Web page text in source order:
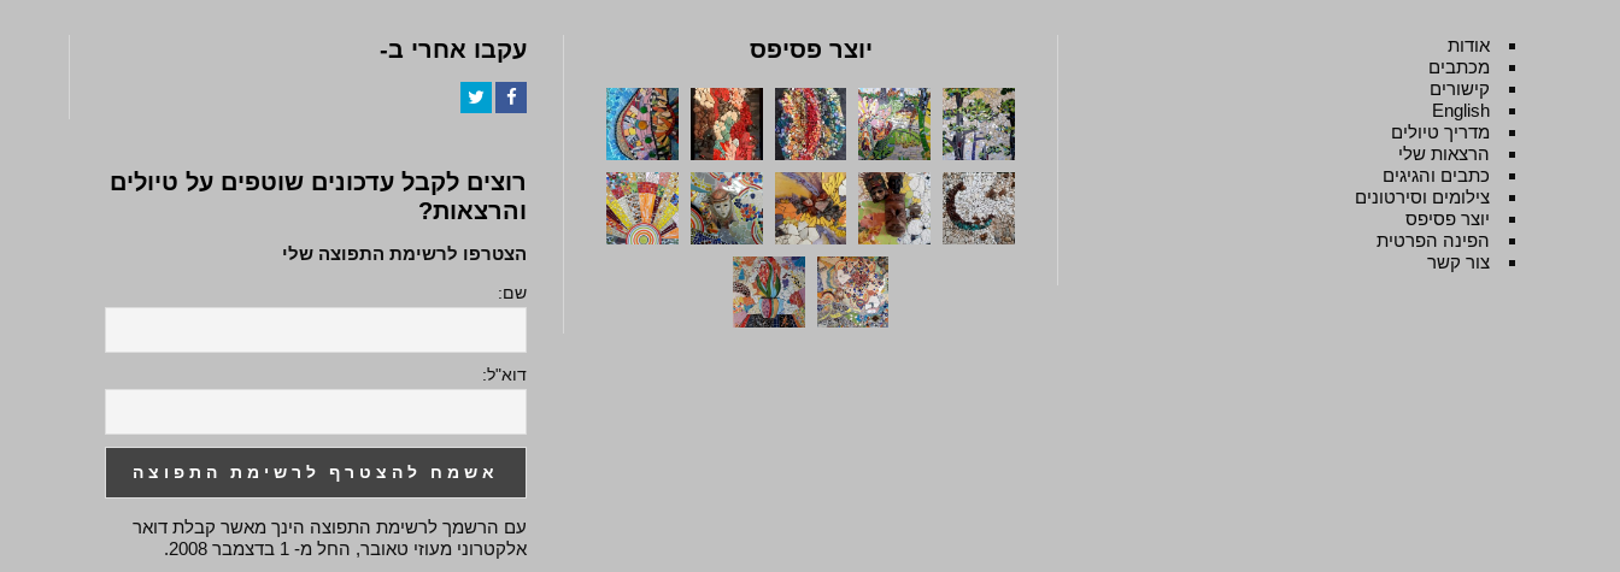
אודות
מכתבים
קישורים
English
מדריך טיולים
הרצאות שלי
כתבים והגיגים
צילומים וסירטונים
יוצר פסיפס
הפינה הפרטית
צור קשר
יוצר פסיפס עקבו אחרי ב-
רוצים לקבל עדכונים שוטפים על טיולים
והרצאות?
הצטרפו לרשימת התפוצה שלי
שם:
דוא"ל:
עם הרשמך לרשימת התפוצה הינך מאשר קבלת דואר
אלקטרוני מעוזי טאובר, החל מ- 1 בדצמבר 2008.